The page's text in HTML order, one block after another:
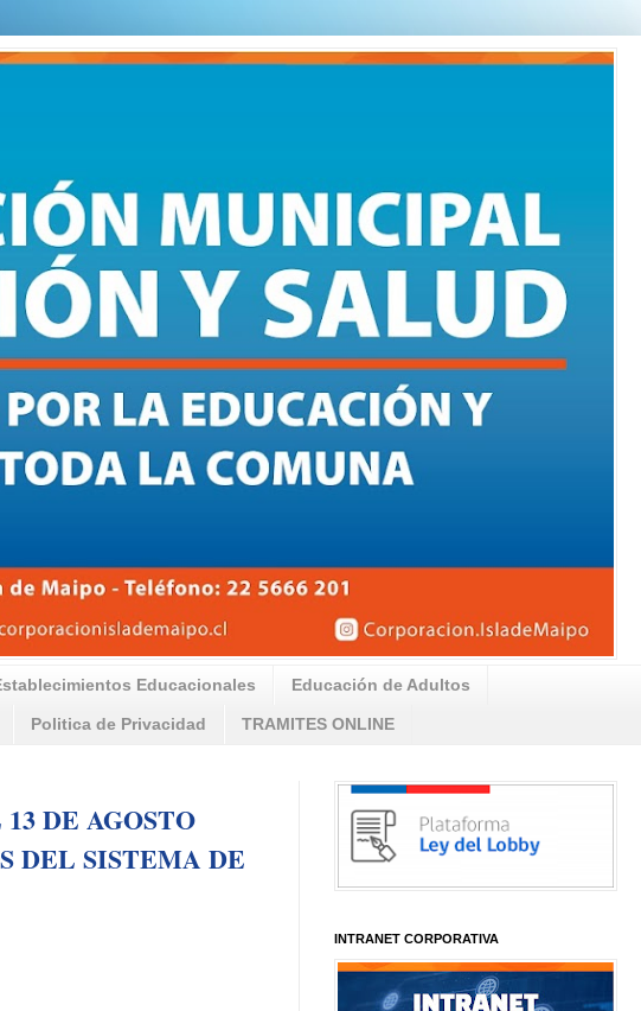
Educacionales Educación de Adultos
Politica de Privacidad TRAMITES ONLINE
DE AGOSTO
DEL SISTEMA DE
INTRANET CORPORATIVA